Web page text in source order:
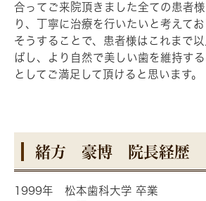
合ってご来院頂きました全ての患者
り、丁寧に治療を行いたいと考えてお
そうすることで、患者様はこれまで
ばし、より自然で美しい歯を維持す
としてご満足して頂けると思います。
緒方 豪博 院長経歴
1999年 松本歯科大学 卒業